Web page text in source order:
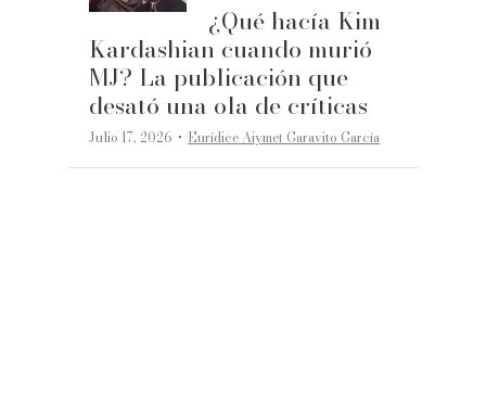
¿Qué hacía Kim
Kardashian cuando murió
MJ? La publicación que
desató una ola de críticas
Julio 17, 2026 ·Eurídice Aiymet Garavito García